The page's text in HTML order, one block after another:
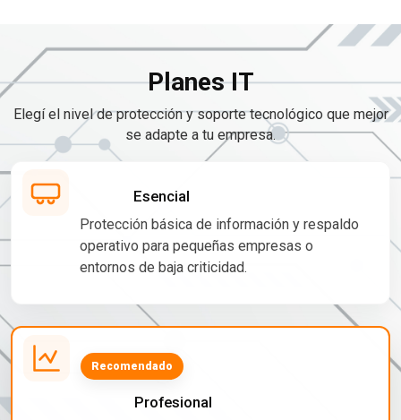
Planes IT
Elegí el nivel de protección y soporte tecnológico que mejor
se adapte a tu empresa.
Esencial
Protección básica de información y respaldo
operativo para pequeñas empresas o
entornos de baja criticidad.
Recomendado
Profesional